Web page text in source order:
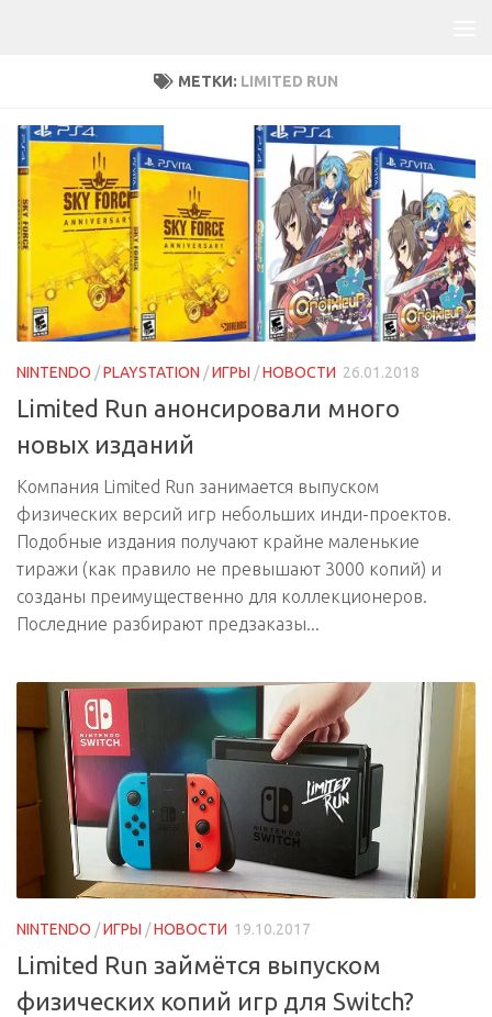
МЕТКИ: LIMITED RUN
NINTENDO /PLAYSTATION /ИГРЫ /НОВОСТИ 26.01.2018
Limited Run анонсировали много
новых изданий
Компания Limited Run занимается выпуском
физических версий игр небольших инди-проектов.
Подобные издания получают крайне маленькие
тиражи (как правило не превышают 3000 копий) и
созданы преимущественно для коллекционеров.
Последние разбирают предзаказы...
NINTENDO /ИГРЫ /НОВОСТИ 19.10.2017
Limited Run займётся выпуском
физических копий игр для Switch?